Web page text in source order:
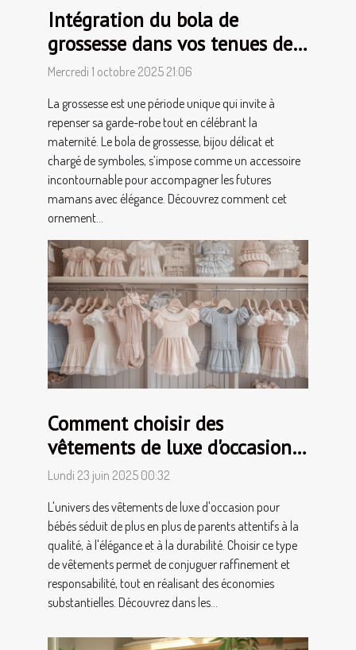
Intégration du bola de
grossesse dans vos tenues de
maternité
Mercredi 1 octobre 2025 21:06
La grossesse est une période unique qui invite à
repenser sa garde-robe tout en célébrant la
maternité. Le bola de grossesse, bijou délicat et
chargé de symboles, s’impose comme un accessoire
incontournable pour accompagner les futures
mamans avec élégance. Découvrez comment cet
ornement...
Comment choisir des
vêtements de luxe d'occasion
pour bébés
Lundi 23 juin 2025 00:32
L'univers des vêtements de luxe d'occasion pour
bébés séduit de plus en plus de parents attentifs à la
qualité, à l'élégance et à la durabilité. Choisir ce type
de vêtements permet de conjuguer raffinement et
responsabilité, tout en réalisant des économies
substantielles. Découvrez dans les...